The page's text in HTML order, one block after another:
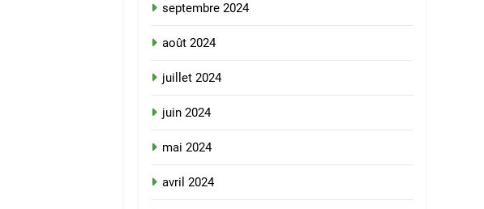
septembre 2024
août 2024
juillet 2024
juin 2024
mai 2024
avril 2024